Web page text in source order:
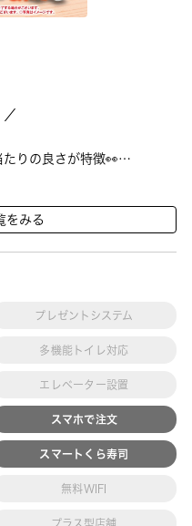
りの良さが特徴👀
島県産活〆かんぱち】など
をみる
プレゼントシステム
多機能トイレ対応
エレベーター設置
スマホで注文
スマートくら寿司
無料WIFI
プラス型店舗